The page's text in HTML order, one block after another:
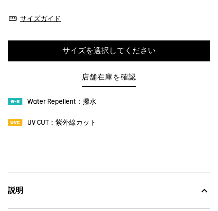
サイズガイド
サイズを選択してください
店舗在庫を確認
Water Repellent：撥水
UV CUT：紫外線カット
説明